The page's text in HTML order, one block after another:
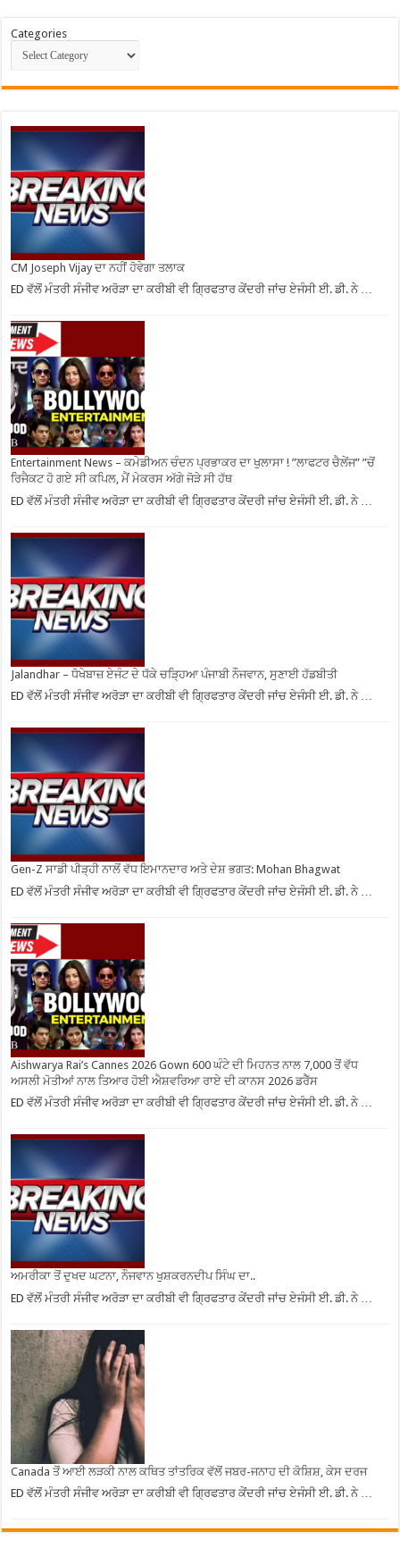
Categories
CM Joseph Vijay ਦਾ ਨਹੀਂ ਹੋਵੇਗਾ ਤਲਾਕ
ED ਵੱਲੋਂ ਮੰਤਰੀ ਸੰਜੀਵ ਅਰੋੜਾ ਦਾ ਕਰੀਬੀ ਵੀ ਗ੍ਰਿਫਤਾਰ ਕੇਂਦਰੀ ਜਾਂਚ ਏਜੰਸੀ ਈ. ਡੀ. ਨੇ …
Entertainment News – ਕਮੇਡੀਅਨ ਚੰਦਨ ਪ੍ਰਭਾਕਰ ਦਾ ਖੁਲਾਸਾ ! ”ਲਾਫਟਰ ਚੈਲੇਂਜ” ”ਚੋਂ
ਰਿਜੈਕਟ ਹੋ ਗਏ ਸੀ ਕਪਿਲ, ਮੈਂ ਮੇਕਰਸ ਅੱਗੇ ਜੋੜੇ ਸੀ ਹੱਥ
ED ਵੱਲੋਂ ਮੰਤਰੀ ਸੰਜੀਵ ਅਰੋੜਾ ਦਾ ਕਰੀਬੀ ਵੀ ਗ੍ਰਿਫਤਾਰ ਕੇਂਦਰੀ ਜਾਂਚ ਏਜੰਸੀ ਈ. ਡੀ. ਨੇ …
Jalandhar – ਧੋਖੇਬਾਜ਼ ਏਜੰਟ ਦੇ ਧੱਕੇ ਚੜ੍ਹਿਆ ਪੰਜਾਬੀ ਨੌਜਵਾਨ, ਸੁਣਾਈ ਹੱਡਬੀਤੀ
ED ਵੱਲੋਂ ਮੰਤਰੀ ਸੰਜੀਵ ਅਰੋੜਾ ਦਾ ਕਰੀਬੀ ਵੀ ਗ੍ਰਿਫਤਾਰ ਕੇਂਦਰੀ ਜਾਂਚ ਏਜੰਸੀ ਈ. ਡੀ. ਨੇ …
Gen-Z ਸਾਡੀ ਪੀੜ੍ਹੀ ਨਾਲੋਂ ਵੱਧ ਇਮਾਨਦਾਰ ਅਤੇ ਦੇਸ਼ ਭਗਤ: Mohan Bhagwat
ED ਵੱਲੋਂ ਮੰਤਰੀ ਸੰਜੀਵ ਅਰੋੜਾ ਦਾ ਕਰੀਬੀ ਵੀ ਗ੍ਰਿਫਤਾਰ ਕੇਂਦਰੀ ਜਾਂਚ ਏਜੰਸੀ ਈ. ਡੀ. ਨੇ …
Aishwarya Rai’s Cannes 2026 Gown 600 ਘੰਟੇ ਦੀ ਮਿਹਨਤ ਨਾਲ 7,000 ਤੋਂ ਵੱਧ
ਅਸਲੀ ਮੋਤੀਆਂ ਨਾਲ ਤਿਆਰ ਹੋਈ ਐਸ਼ਵਰਿਆ ਰਾਏ ਦੀ ਕਾਨਸ 2026 ਡਰੈੱਸ
ED ਵੱਲੋਂ ਮੰਤਰੀ ਸੰਜੀਵ ਅਰੋੜਾ ਦਾ ਕਰੀਬੀ ਵੀ ਗ੍ਰਿਫਤਾਰ ਕੇਂਦਰੀ ਜਾਂਚ ਏਜੰਸੀ ਈ. ਡੀ. ਨੇ …
ਅਮਰੀਕਾ ਤੋਂ ਦੁਖਦ ਘਟਨਾ, ਨੌਜਵਾਨ ਖੁਸ਼ਕਰਨਦੀਪ ਸਿੰਘ ਦਾ..
ED ਵੱਲੋਂ ਮੰਤਰੀ ਸੰਜੀਵ ਅਰੋੜਾ ਦਾ ਕਰੀਬੀ ਵੀ ਗ੍ਰਿਫਤਾਰ ਕੇਂਦਰੀ ਜਾਂਚ ਏਜੰਸੀ ਈ. ਡੀ. ਨੇ …
Canada ਤੋਂ ਆਈ ਲੜਕੀ ਨਾਲ ਕਥਿਤ ਤਾਂਤਰਿਕ ਵੱਲੋਂ ਜਬਰ-ਜਨਾਹ ਦੀ ਕੋਸ਼ਿਸ਼, ਕੇਸ ਦਰਜ
ED ਵੱਲੋਂ ਮੰਤਰੀ ਸੰਜੀਵ ਅਰੋੜਾ ਦਾ ਕਰੀਬੀ ਵੀ ਗ੍ਰਿਫਤਾਰ ਕੇਂਦਰੀ ਜਾਂਚ ਏਜੰਸੀ ਈ. ਡੀ. ਨੇ …